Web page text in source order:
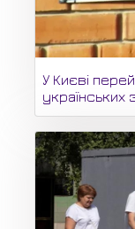
У Києві
українських